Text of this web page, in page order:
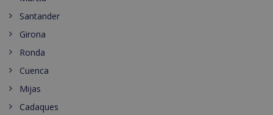
Santander
Girona
Ronda
Cuenca
Mijas
Cadaques